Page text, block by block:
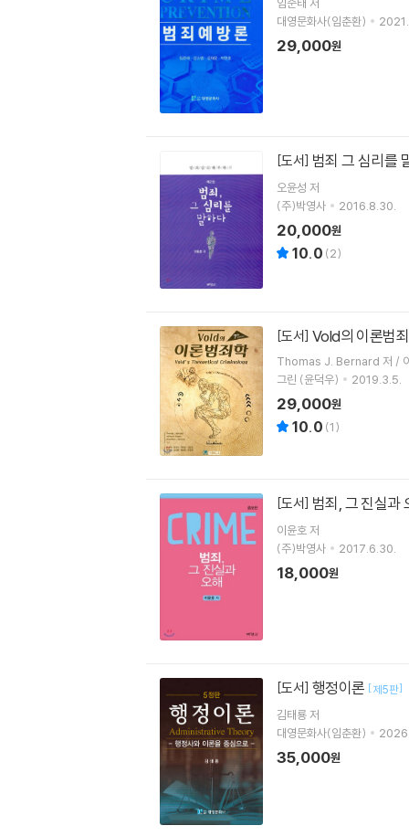
대영문화사(임춘환)
29,000원
[도서] 범죄 그 심리를
오윤성 저
(주)박영사
2016.8.30.
20,000원
10.0 (2)
[도서] Vold의 이론범
Thomas J. Bernard 저 /
그린 (윤덕우)
2019.3.5.
29,000원
10.0 (1)
[도서] 범죄, 그 진실과
이윤호 저
(주)박영사
2017.6.30.
18,000원
[도서] 행정이론 [제5판]
김태룡 저
대영문화사(임춘환)
35,000원